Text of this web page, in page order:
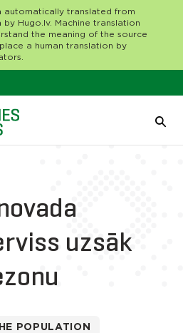
automatically translated from
by Hugo.lv. Machine translation
the meaning of the source
a human translation by
uzsāk
POPULATION